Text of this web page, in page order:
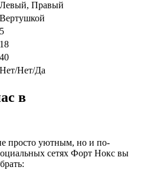
Левый, Правый
Вертушкой
5
18
40
Нет/Нет/Да
в
просто уютным, но и по-
сетях Форт Нокс вы